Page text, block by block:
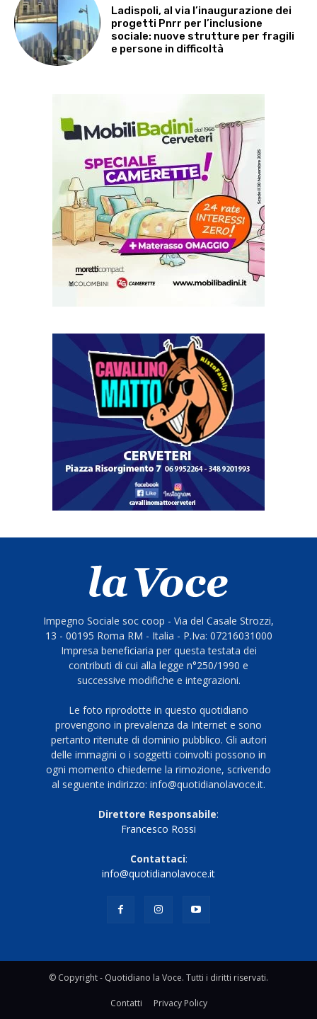
Ladispoli, al via l’inaugurazione dei
progetti Pnrr per l’inclusione
sociale: nuove strutture per fragili
e persone in difficoltà
Impegno Sociale soc coop - Via del Casale Strozzi,
13 - 00195 Roma RM - Italia - P.Iva: 07216031000
Impresa beneficiaria per questa testata dei
contributi di cui alla legge n°250/1990 e
successive modifiche e integrazioni.
Le foto riprodotte in questo quotidiano
provengono in prevalenza da Internet e sono
pertanto ritenute di dominio pubblico. Gli autori
delle immagini o i soggetti coinvolti possono in
ogni momento chiederne la rimozione, scrivendo
al seguente indirizzo: info@quotidianolavoce.it.
Direttore Responsabile:
Francesco Rossi
Contattaci:
info@quotidianolavoce.it
© Copyright - Quotidiano la Voce. Tutti i diritti riservati.
Contatti Privacy Policy